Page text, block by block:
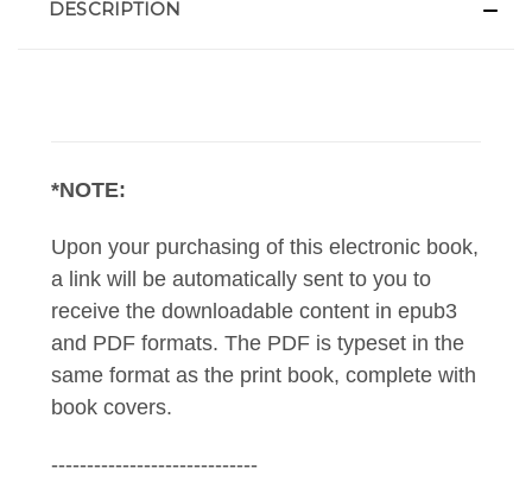
DESCRIPTION
*NOTE:
Upon your purchasing of this electronic book,
a link will be automatically sent to you to
receive the downloadable content in epub3
and PDF formats. The PDF is typeset in the
same format as the print book, complete with
book covers.
-----------------------------